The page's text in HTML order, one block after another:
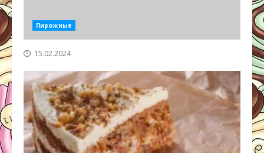
Пирожные
15.02.2024